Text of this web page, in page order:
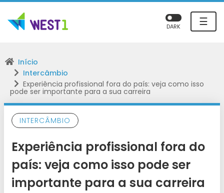
☰
DARK
Início
Intercâmbio
Experiência profissional fora do país: veja como isso
pode ser importante para a sua carreira
INTERCÂMBIO
Experiência profissional fora do
país: veja como isso pode ser
importante para a sua carreira